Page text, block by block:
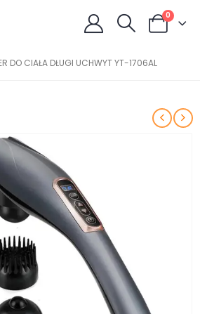
0
DO CIAŁA DŁUGI UCHWYT YT-1706AL